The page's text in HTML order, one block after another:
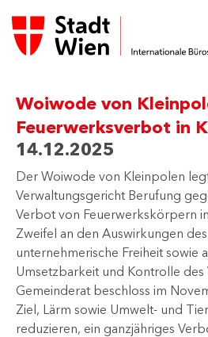
Woiwode von
Feuerwerksverbot in
14.12.2025
​Der Woiwode von Kleinpolen
Verwaltungsgericht Berufung
Verbot von Feuerwerkskörpern
Zweifel an den Auswirkungen
unternehmerische Freiheit sowie
Umsetzbarkeit und Kontrolle
Gemeinderat beschloss im
Ziel, Lärm sowie Umwelt- und
reduzieren, ein ganzjähriges